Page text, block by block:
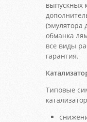
выпускных
(эмулятора
обманка
все виды
гарантия.
Типовые